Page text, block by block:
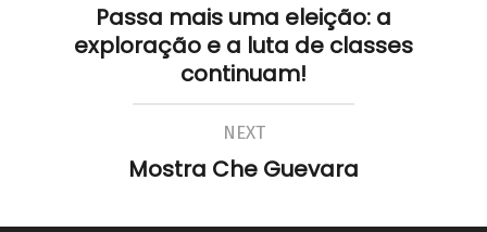
Passa mais uma eleição: a
exploração e a luta de classes
continuam!
NEXT
Mostra Che Guevara